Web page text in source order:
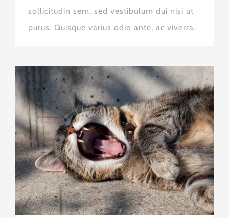
sollicitudin sem, sed vestibulum dui nisi ut
purus. Quisque varius odio ante, ac viverra.